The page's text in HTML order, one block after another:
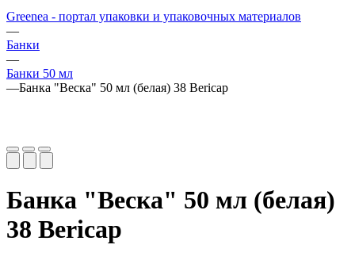
Greenea - портал упаковки и упаковочных материалов
—
Банки
—
Банки 50 мл
—Банка "Веска" 50 мл (белая) 38 Bericap
Банка "Веска" 50 мл (белая)
38 Bericap